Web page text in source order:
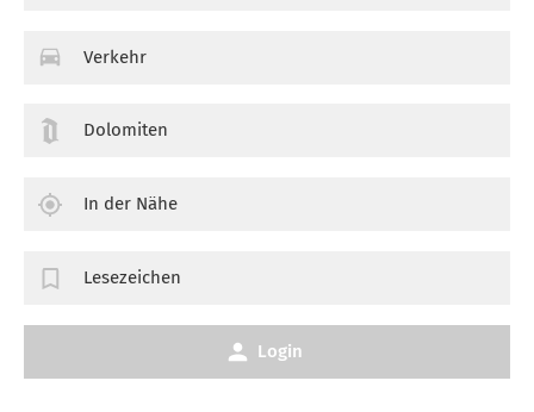
Verkehr
Dolomiten
In der Nähe
Lesezeichen
Login